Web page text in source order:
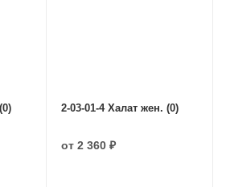
(0) 2-03-01-4 Халат жен. (0)
от 2 360 ₽